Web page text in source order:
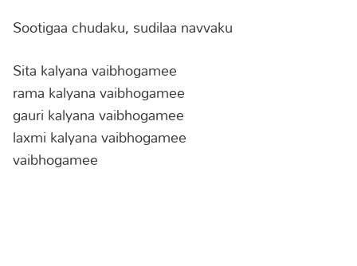
Sootigaa chudaku, sudilaa navvaku
Sita kalyana vaibhogamee
rama kalyana vaibhogamee
gauri kalyana vaibhogamee
laxmi kalyana vaibhogamee
vaibhogamee